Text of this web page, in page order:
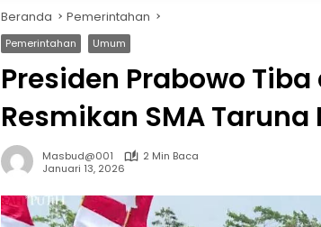
Beranda Pemerintahan
Pemerintahan Umum
Presiden Prabowo
Resmikan SMA
Masbud@001
2 Min Baca
Januari 13, 2026